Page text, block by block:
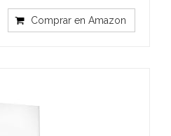
Comprar en Amazon